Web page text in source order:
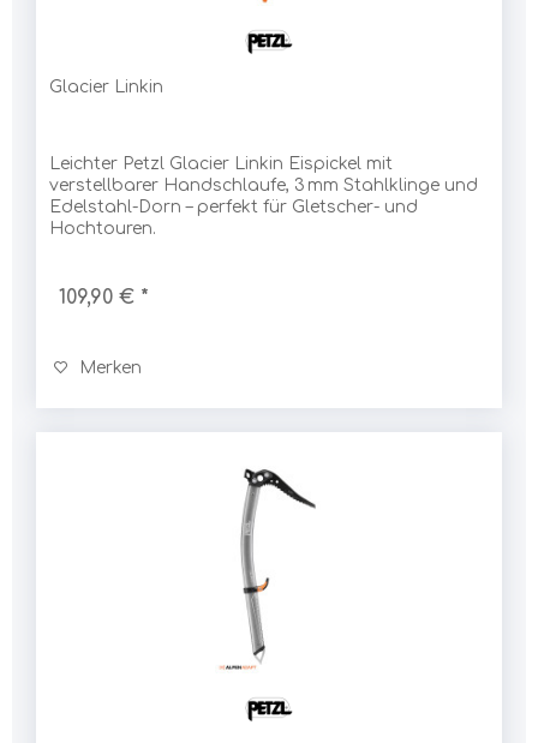
Glacier Linkin
Leichter Petzl Glacier Linkin Eispickel mit
verstellbarer Handschlaufe, 3 mm Stahlklinge und
Edelstahl-Dorn – perfekt für Gletscher- und
Hochtouren.
109,90 € *
Merken